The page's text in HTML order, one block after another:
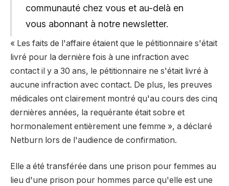
communauté chez vous et au-delà en
vous abonnant à notre newsletter.
« Les faits de l'affaire étaient que le pétitionnaire s'était
livré pour la dernière fois à une infraction avec
contact il y a 30 ans, le pétitionnaire ne s'était livré à
aucune infraction avec contact. De plus, les preuves
médicales ont clairement montré qu'au cours des cinq
dernières années, la requérante était sobre et
hormonalement entièrement une femme », a déclaré
Netburn lors de l'audience de confirmation.
Elle a été transférée dans une prison pour femmes au
lieu d'une prison pour hommes parce qu'elle est une